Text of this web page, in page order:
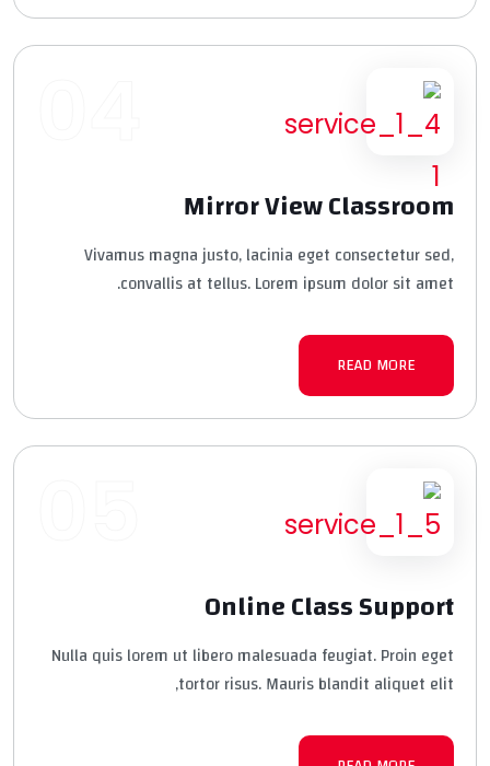
Mirror View Classroom
Vivamus magna justo, lacinia eget consectetur sed,
convallis at tellus. Lorem ipsum dolor sit amet.
READ MORE
Online Class Support
Nulla quis lorem ut libero malesuada feugiat. Proin eget
tortor risus. Mauris blandit aliquet elit,